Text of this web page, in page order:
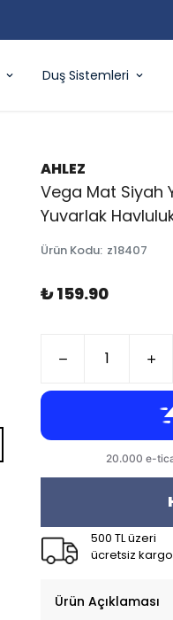
Duş Sistemleri
AHLEZ
Vega Mat Siyah
Yuvarlak
Ürün Kodu: z18407
₺ 159.90
500 TL üzeri
ücretsiz kargo
Ürün Açıklaması